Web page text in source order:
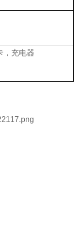
，充电器